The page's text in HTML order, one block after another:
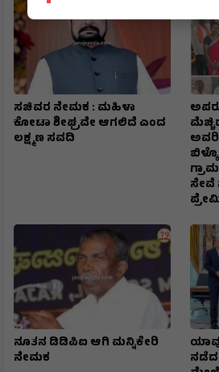
ಸಚಿವರ ನೇಮಕ : ಮಹಿಳಾ
ಕೋಟಾ ಶೀಘ್ರವೇ ಆಗಲಿದೆ ಎಂದ
ಲಕ್ಷ್ಮಣ ಸವದಿ
ಸೇವೆ
ನೂತನ ಡಿಡಿಪಿಐ ಆಗಿ ಮನ್ನಿಕೇರಿ
ನೇಮಕ